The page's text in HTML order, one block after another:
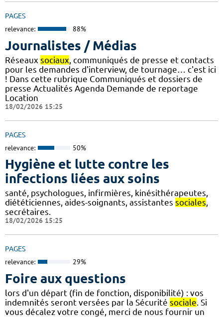
PAGES
relevance: 88%
Journalistes / Médias
Réseaux sociaux , communiqués de presse et contacts
pour les demandes d'interview, de tournage… c'est ici
! Dans cette rubrique Communiqués et dossiers de
presse Actualités Agenda Demande de reportage
Location
18/02/2026 15:25
PAGES
relevance: 50%
Hygiène et lutte contre les
infections liées aux soins
santé, psychologues, infirmières, kinésithérapeutes,
diététiciennes, aides-soignants, assistantes sociales,
secrétaires.
18/02/2026 15:25
PAGES
relevance: 29%
Foire aux questions
lors d'un départ (fin de fonction, disponibilité) : vos
indemnités seront versées par la Sécurité sociale . Si
vous décalez votre congé, merci de nous fournir un